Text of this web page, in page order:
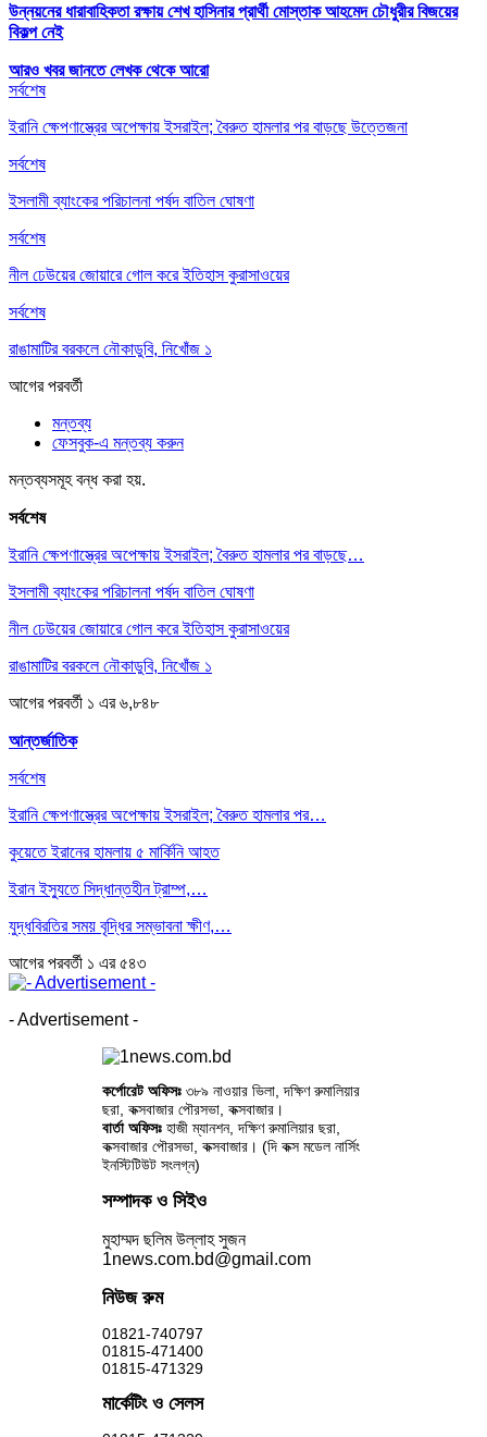
উন্নয়নের ধারাবাহিকতা রক্ষায় শেখ হাসিনার প্রার্থী মোস্তাক আহমেদ চৌধুরীর বিজয়ের
বিকল্প নেই
আরও খবর জানতে লেখক থেকে আরো
সর্বশেষ
ইরানি ক্ষেপণাস্ত্রের অপেক্ষায় ইসরাইল; বৈরুত হামলার পর বাড়ছে উত্তেজনা
সর্বশেষ
ইসলামী ব্যাংকের পরিচালনা পর্ষদ বাতিল ঘোষণা
সর্বশেষ
নীল ঢেউয়ের জোয়ারে গোল করে ইতিহাস কুরাসাওয়ের
সর্বশেষ
রাঙামাটির বরকলে নৌকাডুবি, নিখোঁজ ১
আগেরপরবর্তী
মন্তব্য
ফেসবুক-এ মন্তব্য করুন
মন্তব্যসমূহ বন্ধ করা হয়.
সর্বশেষ
ইরানি ক্ষেপণাস্ত্রের অপেক্ষায় ইসরাইল; বৈরুত হামলার পর বাড়ছে…
ইসলামী ব্যাংকের পরিচালনা পর্ষদ বাতিল ঘোষণা
নীল ঢেউয়ের জোয়ারে গোল করে ইতিহাস কুরাসাওয়ের
রাঙামাটির বরকলে নৌকাডুবি, নিখোঁজ ১
আগেরপরবর্তী ১ এর ৬,৮৪৮
আন্তর্জাতিক
সর্বশেষ
ইরানি ক্ষেপণাস্ত্রের অপেক্ষায় ইসরাইল; বৈরুত হামলার পর…
কুয়েতে ইরানের হামলায় ৫ মার্কিনি আহত
ইরান ইস্যুতে সিদ্ধান্তহীন ট্রাম্প,…
যুদ্ধবিরতির সময় বৃদ্ধির সম্ভাবনা ক্ষীণ,…
আগেরপরবর্তী ১ এর ৫৪৩
- Advertisement -
কর্পোরেট অফিসঃ ৩৮৯ নাওয়ার ভিলা, দক্ষিণ রুমালিয়ার
ছরা, কক্সবাজার পৌরসভা, কক্সবাজার।
বার্তা অফিসঃহাজী ম্যানশন, দক্ষিণ রুমালিয়ার ছরা,
কক্সবাজার পৌরসভা, কক্সবাজার। (দি কক্স মডেল নার্সিং
ইনস্টিটিউট সংলগ্ন)
সম্পাদক ও সিইও
মুহাম্মদ ছলিম উল্লাহ সুজন
1news.com.bd@gmail.com
নিউজ রুম
01821-740797
01815-471400
01815-471329
মার্কেটিং ও সেলস